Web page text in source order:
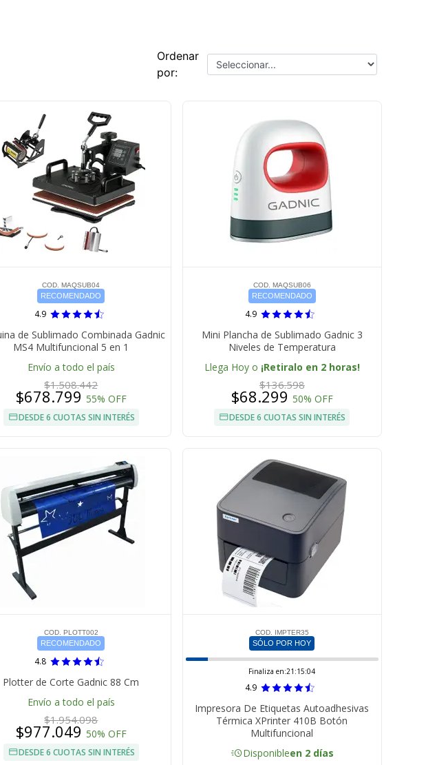
Ordenar
por:
COD. MAQSUB04
RECOMENDADO
4.9
de Sublimado Combinada Gadnic
MS4 Multifuncional 5 en 1
Envío a todo el país
$1.508.442
$678.799 55% OFF
DESDE 6 CUOTAS SIN INTERÉS
COD. MAQSUB06
RECOMENDADO
4.9
Mini Plancha de Sublimado Gadnic 3
Niveles de Temperatura
Llega Hoy o ¡Retiralo en 2 horas!
$136.598
$68.299 50% OFF
DESDE 6 CUOTAS SIN INTERÉS
COD. PLOTT002
RECOMENDADO
4.8
Plotter de Corte Gadnic 88 Cm
Envío a todo el país
$1.954.098
$977.049 50% OFF
DESDE 6 CUOTAS SIN INTERÉS
COD. IMPTER35
SÓLO POR HOY
Finaliza en:21:15:03
4.9
Impresora De Etiquetas Autoadhesivas
Térmica XPrinter 410B Botón
Multifuncional
acuteDisponibleen 2 días